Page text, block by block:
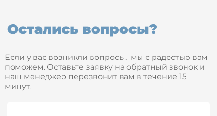
Остались вопросы?
Если у вас возникли вопросы, мы с радостью вам
поможем. Оставьте заявку на обратный звонок и
наш менеджер перезвонит вам в течение 15
минут.